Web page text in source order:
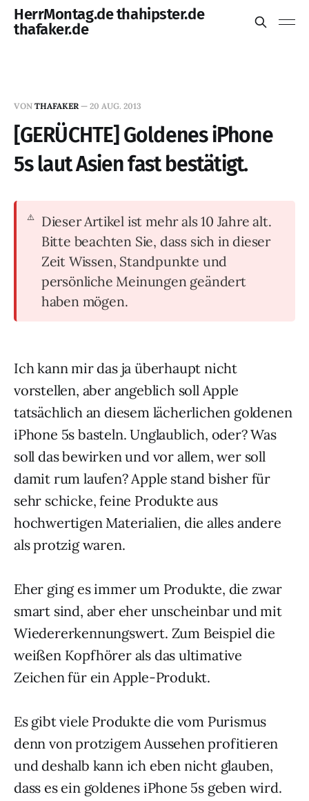
HerrMontag.de thahipster.de
thafaker.de
VON THAFAKER — 20 AUG. 2013
[GERÜCHTE] Goldenes iPhone
5s laut Asien fast bestätigt.
Dieser Artikel ist mehr als 10 Jahre alt.
Bitte beachten Sie, dass sich in dieser
Zeit Wissen, Standpunkte und
persönliche Meinungen geändert
haben mögen.
Ich kann mir das ja überhaupt nicht
vorstellen, aber angeblich soll Apple
tatsächlich an diesem lächerlichen goldenen
iPhone 5s basteln. Unglaublich, oder? Was
soll das bewirken und vor allem, wer soll
damit rum laufen? Apple stand bisher für
sehr schicke, feine Produkte aus
hochwertigen Materialien, die alles andere
als protzig waren.
Eher ging es immer um Produkte, die zwar
smart sind, aber eher unscheinbar und mit
Wiedererkennungswert. Zum Beispiel die
weißen Kopfhörer als das ultimative
Zeichen für ein Apple-Produkt.
Es gibt viele Produkte die vom Purismus
denn von protzigem Aussehen profitieren
und deshalb kann ich eben nicht glauben,
dass es ein goldenes iPhone 5s geben wird.